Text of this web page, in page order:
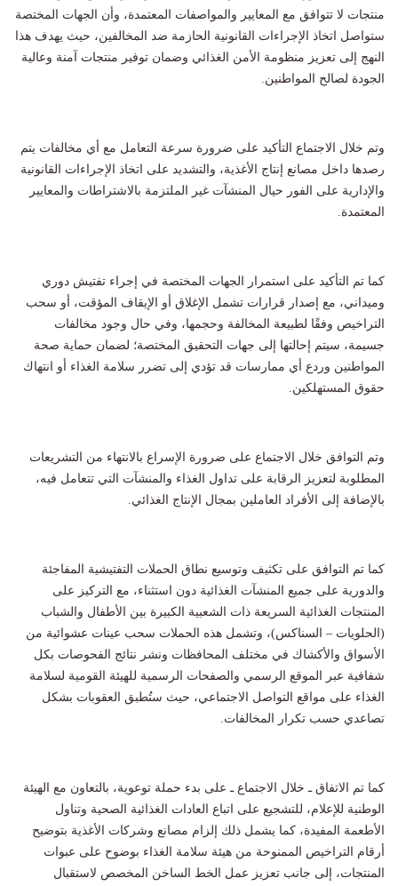
منتجات لا تتوافق مع المعايير والمواصفات المعتمدة، وأن الجهات المختصة
ستواصل اتخاذ الإجراءات القانونية الحازمة ضد المخالفين، حيث يهدف هذا
النهج إلى تعزيز منظومة الأمن الغذائي وضمان توفير منتجات آمنة وعالية
الجودة لصالح المواطنين.
وتم خلال الاجتماع التأكيد على ضرورة سرعة التعامل مع أي مخالفات يتم
رصدها داخل مصانع إنتاج الأغذية، والتشديد على اتخاذ الإجراءات القانونية
والإدارية على الفور حيال المنشآت غير الملتزمة بالاشتراطات والمعايير
المعتمدة.
كما تم التأكيد على استمرار الجهات المختصة في إجراء تفتيش دوري
وميداني، مع إصدار قرارات تشمل الإغلاق أو الإيقاف المؤقت، أو سحب
التراخيص وفقًا لطبيعة المخالفة وحجمها، وفي حال وجود مخالفات
جسيمة، سيتم إحالتها إلى جهات التحقيق المختصة؛ لضمان حماية صحة
المواطنين وردع أي ممارسات قد تؤدي إلى تضرر سلامة الغذاء أو انتهاك
حقوق المستهلكين.
وتم التوافق خلال الاجتماع على ضرورة الإسراع بالانتهاء من التشريعات
المطلوبة لتعزيز الرقابة على تداول الغذاء والمنشآت التي تتعامل فيه،
بالإضافة إلى الأفراد العاملين بمجال الإنتاج الغذائي.
كما تم التوافق على تكثيف وتوسيع نطاق الحملات التفتيشية المفاجئة
والدورية على جميع المنشآت الغذائية دون استثناء، مع التركيز على
المنتجات الغذائية السريعة ذات الشعبية الكبيرة بين الأطفال والشباب
(الحلويات – السناكس)، وتشمل هذه الحملات سحب عينات عشوائية من
الأسواق والأكشاك في مختلف المحافظات ونشر نتائج الفحوصات بكل
شفافية عبر الموقع الرسمي والصفحات الرسمية للهيئة القومية لسلامة
الغذاء على مواقع التواصل الاجتماعي، حيث ستُطبق العقوبات بشكل
تصاعدي حسب تكرار المخالفات.
كما تم الاتفاق ـ خلال الاجتماع ـ على بدء حملة توعوية، بالتعاون مع الهيئة
الوطنية للإعلام، للتشجيع على اتباع العادات الغذائية الصحية وتناول
الأطعمة المفيدة، كما يشمل ذلك إلزام مصانع وشركات الأغذية بتوضيح
أرقام التراخيص الممنوحة من هيئة سلامة الغذاء بوضوح على عبوات
المنتجات، إلى جانب تعزيز عمل الخط الساخن المخصص لاستقبال